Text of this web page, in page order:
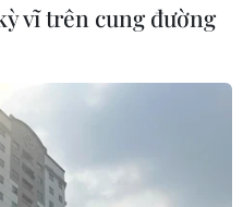
NAM
TÁM, KHÚC THANH
vĩ trên cung đường